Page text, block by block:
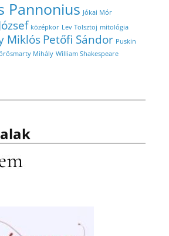
Pannonius Jókai Mór
középkor Lev Tolsztoj mitológia
MiklósPetőfi Sándor Puskin
Mihály William Shakespeare